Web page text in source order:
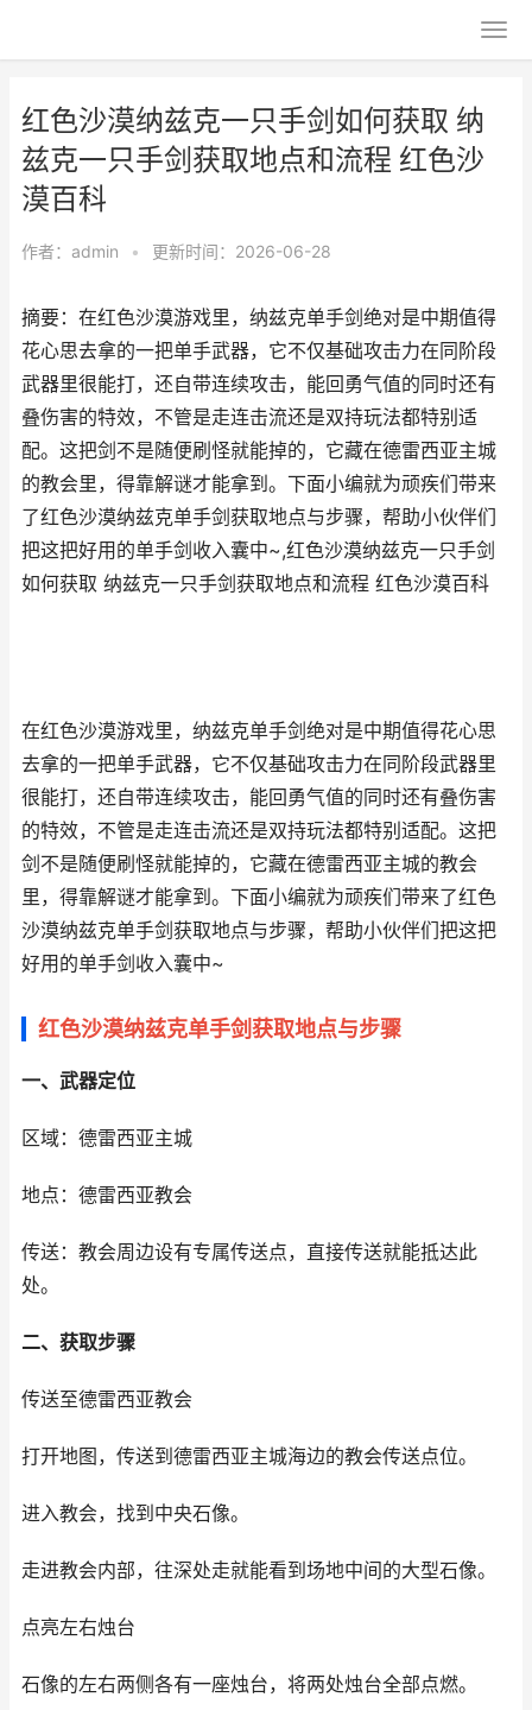
红色沙漠纳兹克一只手剑如何获取 纳
兹克一只手剑获取地点和流程 红色沙
漠百科
作者： admin • 更新时间：2026-06-28
摘要：在红色沙漠游戏里，纳兹克单手剑绝对是中期值得
花心思去拿的一把单手武器，它不仅基础攻击力在同阶段
武器里很能打，还自带连续攻击，能回勇气值的同时还有
叠伤害的特效，不管是走连击流还是双持玩法都特别适
配。这把剑不是随便刷怪就能掉的，它藏在德雷西亚主城
的教会里，得靠解谜才能拿到。下面小编就为顽疾们带来
了红色沙漠纳兹克单手剑获取地点与步骤，帮助小伙伴们
把这把好用的单手剑收入囊中~,红色沙漠纳兹克一只手剑
如何获取 纳兹克一只手剑获取地点和流程 红色沙漠百科
在红色沙漠游戏里，纳兹克单手剑绝对是中期值得花心思
去拿的一把单手武器，它不仅基础攻击力在同阶段武器里
很能打，还自带连续攻击，能回勇气值的同时还有叠伤害
的特效，不管是走连击流还是双持玩法都特别适配。这把
剑不是随便刷怪就能掉的，它藏在德雷西亚主城的教会
里，得靠解谜才能拿到。下面小编就为顽疾们带来了红色
沙漠纳兹克单手剑获取地点与步骤，帮助小伙伴们把这把
好用的单手剑收入囊中~
红色沙漠纳兹克单手剑获取地点与步骤
一、武器定位
区域：德雷西亚主城
地点：德雷西亚教会
传送：教会周边设有专属传送点，直接传送就能抵达此
处。
二、获取步骤
传送至德雷西亚教会
打开地图，传送到德雷西亚主城海边的教会传送点位。
进入教会，找到中央石像。
走进教会内部，往深处走就能看到场地中间的大型石像。
点亮左右烛台
石像的左右两侧各有一座烛台，将两处烛台全部点燃。